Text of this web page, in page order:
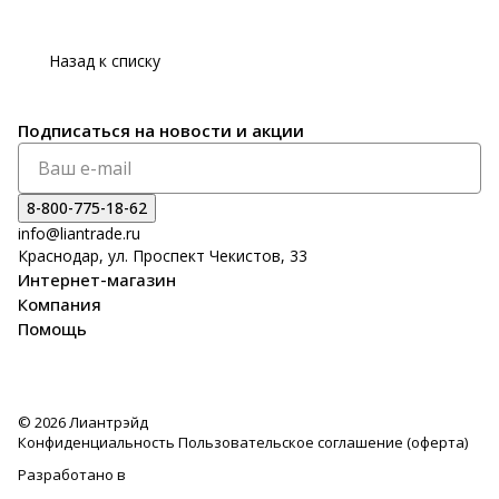
Назад к списку
Подписаться на новости и акции
8-800-775-18-62
info@liantrade.ru
Краснодар, ул. Проспект Чекистов, 33
Интернет-магазин
Компания
Помощь
© 2026 Лиантрэйд
Конфиденциальность Пользовательское соглашение (оферта)
Разработано в